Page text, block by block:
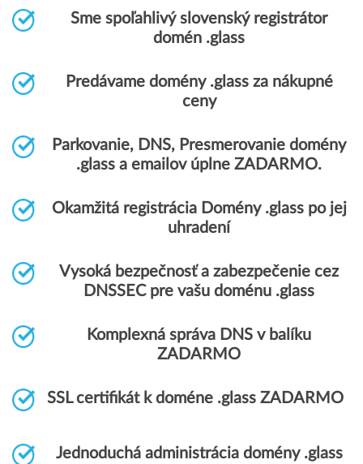
Sme spoľahlivý slovenský registrátor
domén .glass
Predávame domény .glass za nákupné
ceny
Parkovanie, DNS, Presmerovanie domény
.glass a emailov úplne ZADARMO.
Okamžitá registrácia Domény .glass po jej
uhradení
Vysoká bezpečnosť a zabezpečenie cez
DNSSEC pre vašu doménu .glass
Komplexná správa DNS v balíku
ZADARMO
SSL certifikát k doméne .glass ZADARMO
Jednoduchá administrácia domény .glass